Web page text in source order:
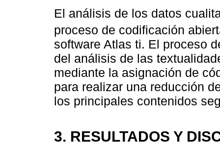
El análisis de los datos
proceso de codificación
software Atlas ti. El proceso
del análisis de las
mediante la asignación de
para realizar una reducción
los principales contenidos
3. RESULTADOS Y